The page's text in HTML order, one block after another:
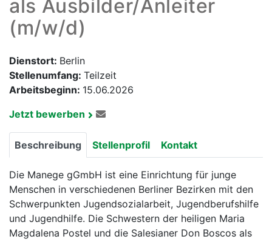
als Ausbilder/Anleiter
(m/w/d)
Dienstort: Berlin
Stellenumfang: Teilzeit
Arbeitsbeginn: 15.06.2026
Jetzt bewerben
Beschreibung Stellenprofil Kontakt
Die Manege gGmbH ist eine Einrichtung für junge
Menschen in verschiedenen Berliner Bezirken mit den
Schwerpunkten Jugendsozialarbeit, Jugendberufshilfe
und Jugendhilfe. Die Schwestern der heiligen Maria
Magdalena Postel und die Salesianer Don Boscos als